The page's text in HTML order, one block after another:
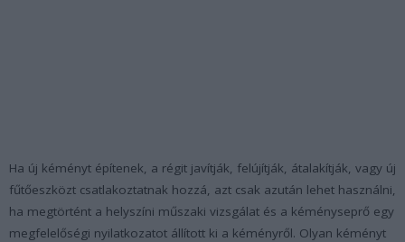
Ha új kéményt építenek, a régit javítják, felújítják, átalakítják, vagy új
fűtőeszközt csatlakoztatnak hozzá, azt csak azután lehet használni,
ha megtörtént a helyszíni műszaki vizsgálat és a kéményseprő egy
megfelelőségi nyilatkozatot állított ki a kéményről. Olyan kéményt